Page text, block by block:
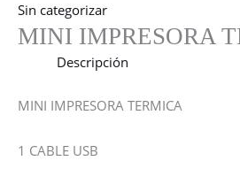
Sin categorizar
MINI IMPRESORA
Descripción
MINI IMPRESORA TERMICA
1 CABLE USB